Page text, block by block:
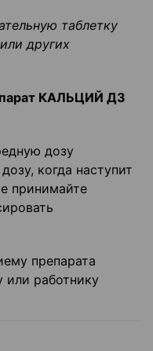
таблетку
других
КАЛЬЦИЙ Д3
дозу
когда наступит
принимайте
препарата
или работнику